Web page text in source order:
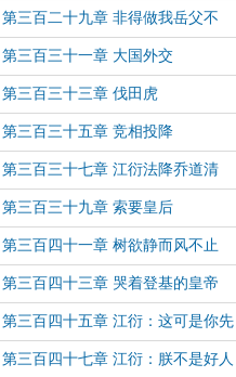
第三百二十九章 非得做我岳父不
可？
第三百三十一章 大国外交
第三百三十三章 伐田虎
第三百三十五章 竞相投降
第三百三十七章 江衍法降乔道清
第三百三十九章 索要皇后
第三百四十一章 树欲静而风不止
第三百四十三章 哭着登基的皇帝
第三百四十五章 江衍：这可是你先
动手的
第三百四十七章 江衍：朕不是好人